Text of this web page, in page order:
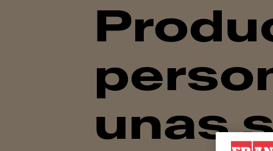
unas